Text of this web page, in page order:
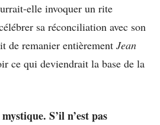
elle invoquer un rite
sa réconciliation avec son
de remanier entièrement Jean
ce qui deviendrait la base de la
S’il n’est pas